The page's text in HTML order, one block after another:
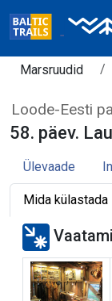
Marsruudid
Loode-Eesti
58. päev.
Ülevaade
Mida külastada